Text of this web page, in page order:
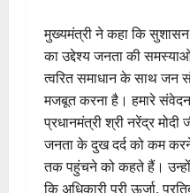
मुख्यमंत्री ने कहा कि सुशासन
का उद्देश्य जनता की
त्वरित समाधान के साथ जन
मजबूत करना है। हमारे
प्रधानमंत्री श्री नरेंद्र मोदी
जनता के दुख दर्द को कम
तक पहुंचने को कहते हैं।
कि अधिकारी पूरी ऊर्जा,